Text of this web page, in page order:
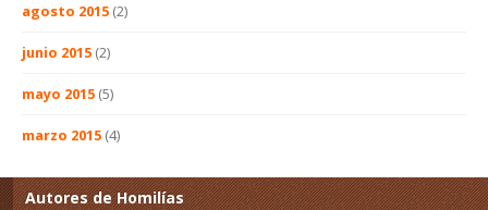
agosto 2015 (2)
junio 2015 (2)
mayo 2015 (5)
marzo 2015 (4)
Autores de Homilías